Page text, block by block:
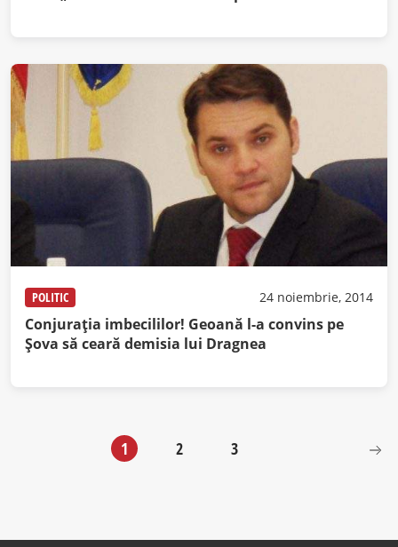
POLITIC 24 noiembrie, 2014
Conjurația imbecililor! Geoană l-a convins pe
Șova să ceară demisia lui Dragnea
1 2 3